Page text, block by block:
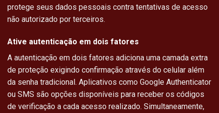
protege seus dados pessoais contra tentativas de acesso
não autorizado por terceiros.
Ative autenticação em dois fatores
A autenticação em dois fatores adiciona uma camada extra
de proteção exigindo confirmação através do celular além
da senha tradicional. Aplicativos como Google Authenticator
ou SMS são opções disponíveis para receber os códigos
de verificação a cada acesso realizado. Simultaneamente,